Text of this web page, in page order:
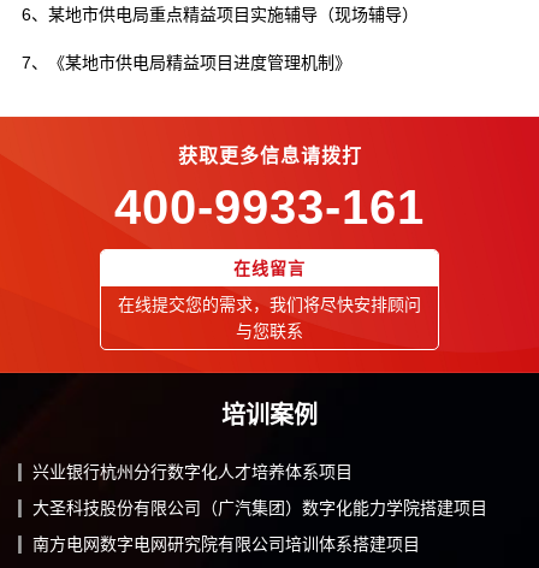
6、某地市供电局重点精益项目实施辅导（现场辅导）
7、《某地市供电局精益项目进度管理机制》
获取更多信息请拨打
400-9933-161
在线留言
在线提交您的需求，我们将尽快安排顾问
与您联系
培训案例
兴业银行杭州分行数字化人才培养体系项目
大圣科技股份有限公司（广汽集团）数字化能力学院搭建项目
南方电网数字电网研究院有限公司培训体系搭建项目